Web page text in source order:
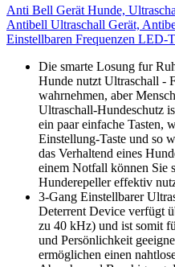
Anti Bell Gerät Hunde,
Antibell Ultraschall Gerät,
Einstellbaren Frequenzen LED-
Die smarte Losung fur
Hunde nutzt Ultraschall -
wahrnehmen, aber
Ultraschall-Hundeschutz
ein paar einfache Tasten,
Einstellung-Taste und so
das Verhaltend eines
einem Notfall können Sie
Hunderepeller effektiv
3-Gang Einstellbarer
Deterrent Device verfügt
zu 40 kHz) und ist somit
und Persönlichkeit
ermöglichen einen